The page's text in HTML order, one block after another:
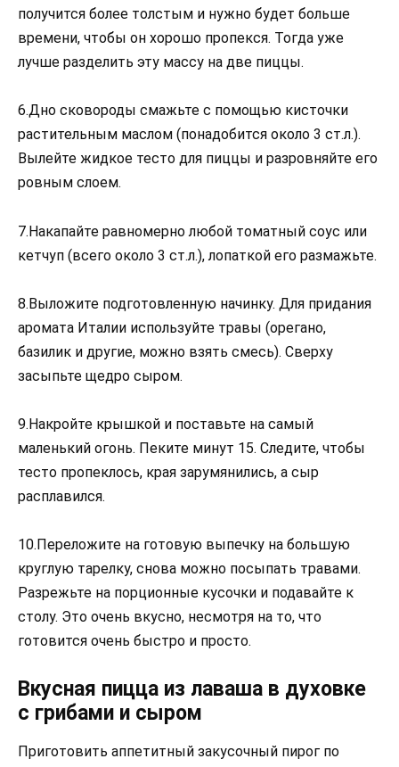
получится более толстым и нужно будет больше
времени, чтобы он хорошо пропекся. Тогда уже
лучше разделить эту массу на две пиццы.
6.Дно сковороды смажьте с помощью кисточки
растительным маслом (понадобится около 3 ст.л.).
Вылейте жидкое тесто для пиццы и разровняйте его
ровным слоем.
7.Накапайте равномерно любой томатный соус или
кетчуп (всего около 3 ст.л.), лопаткой его размажьте.
8.Выложите подготовленную начинку. Для придания
аромата Италии используйте травы (орегано,
базилик и другие, можно взять смесь). Сверху
засыпьте щедро сыром.
9.Накройте крышкой и поставьте на самый
маленький огонь. Пеките минут 15. Следите, чтобы
тесто пропеклось, края зарумянились, а сыр
расплавился.
10.Переложите на готовую выпечку на большую
круглую тарелку, снова можно посыпать травами.
Разрежьте на порционные кусочки и подавайте к
столу. Это очень вкусно, несмотря на то, что
готовится очень быстро и просто.
Вкусная пицца из лаваша в духовке
с грибами и сыром
Приготовить аппетитный закусочный пирог по